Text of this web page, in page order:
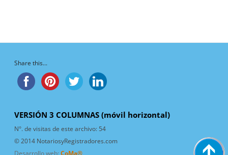
Share this...
VERSIÓN 3 COLUMNAS (móvil horizontal)
N°. de visitas de este archivo: 54
© 2014 NotariosyRegistradores.com
Desarrollo web: CoMa®